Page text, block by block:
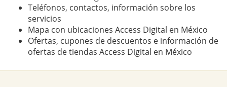
Teléfonos, contactos, información sobre los
servicios
Mapa con ubicaciones Access Digital en México
Ofertas, cupones de descuentos e información de
ofertas de tiendas Access Digital en México